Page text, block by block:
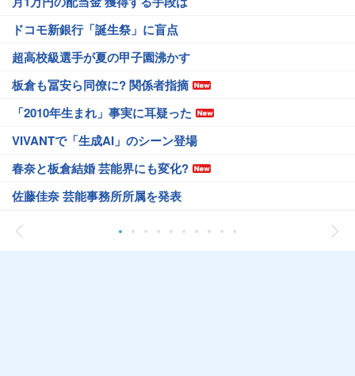
ドコモ新銀行「誕生祭」に盲点
超高校級選手が夏の甲子園沸かす
板倉も冨安ら同僚に? 関係者指摘
「2010年生まれ」事実に耳疑った
VIVANTで「生成AI」のシーン登場
春奈と板倉結婚 芸能界にも変化?
佐藤佳奈 芸能事務所所属を発表